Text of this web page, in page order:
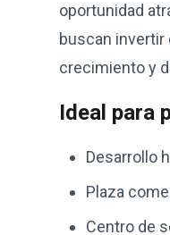
oportunidad
buscan invertir
crecimiento y
Ideal para
Desarrollo
Plaza
Centro de